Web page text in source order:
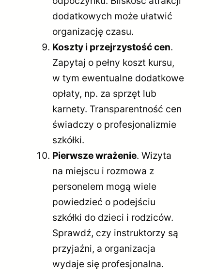
dodatkowych może ułatwić
organizację czasu.
Koszty i przejrzystość cen.
Zapytaj o pełny koszt kursu,
w tym ewentualne dodatkowe
opłaty, np. za sprzęt lub
karnety. Transparentność cen
świadczy o profesjonalizmie
szkółki.
Pierwsze wrażenie. Wizyta
na miejscu i rozmowa z
personelem mogą wiele
powiedzieć o podejściu
szkółki do dzieci i rodziców.
Sprawdź, czy instruktorzy są
przyjaźni, a organizacja
wydaje się profesjonalna.